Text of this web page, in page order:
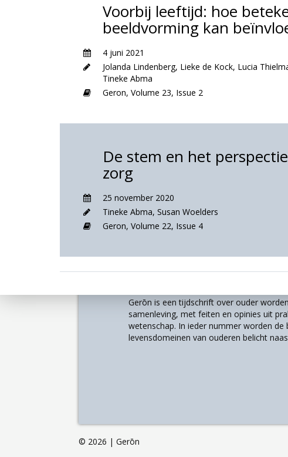
Voorbij leeftijd: hoe
beeldvorming kan
4 juni 2021
Jolanda Lindenberg, Lieke de Kock, Lucia
Tineke Abma
Geron, Volume 23, Issue 2
De stem en het
zorg
25 november 2020
Tineke Abma, Susan Woelders
Geron, Volume 22, Issue 4
Gerōn is een tijdschrift over ouder
samenleving, met feiten en opinies uit
wetenschap. In ieder nummer worden de
levensdomeinen van ouderen belicht
© 2026 | Gerōn